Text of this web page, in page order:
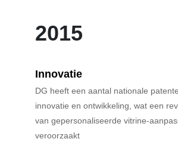
2015
Innovatie
DG heeft een aantal nationale
innovatie en ontwikkeling, wat een
van gepersonaliseerde vitrine-
veroorzaakt